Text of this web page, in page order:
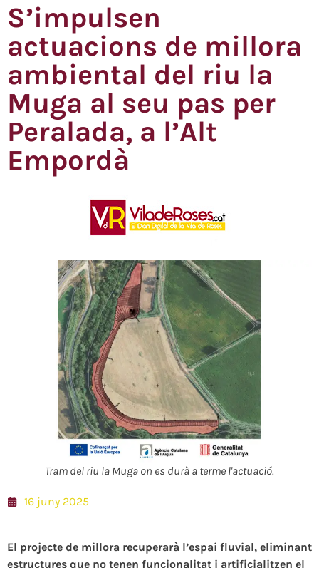
S’impulsen
actuacions de millora
ambiental del riu la
Muga al seu pas per
Peralada, a l’Alt
Empordà
Tram del riu la Muga on es durà a terme l'actuació.
16 juny 2025
El projecte de millora recuperarà l’espai fluvial, eliminant
estructures que no tenen funcionalitat i artificialitzen el